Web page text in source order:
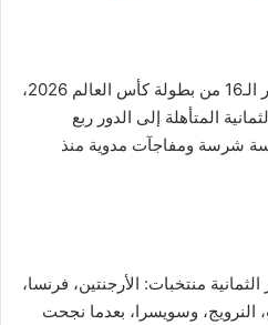
اُسدل الستار على منافسات دور الـ16 من بطولة كأس العالم 2026،
المتأهلة إلى الدور ربع
شرسة ومفاجآت مدوية منذ
منتخبات: الأرجنتين، فرنسا،
النرويج، وسويسرا، بعدما نجحت